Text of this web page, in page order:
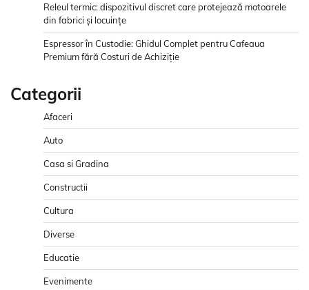
Releul termic: dispozitivul discret care protejează motoarele
din fabrici și locuințe
Espressor în Custodie: Ghidul Complet pentru Cafeaua
Premium fără Costuri de Achiziție
Categorii
Afaceri
Auto
Casa si Gradina
Constructii
Cultura
Diverse
Educatie
Evenimente